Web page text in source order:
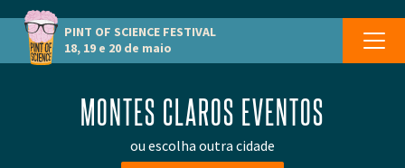
PINT OF SCIENCE FESTIVAL
18, 19 e 20 de maio
MONTES CLAROS EVENTOS
ou escolha outra cidade